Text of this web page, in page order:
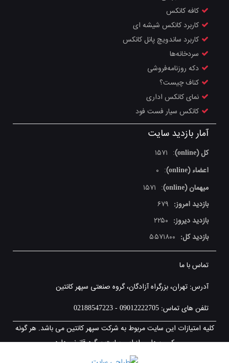
کافه کانکس
کاربرد کانکس شیشه ای
کاربرد ساندویچ پانل کانکس
سردخانه‌ها
دکه‌ روزنامه‌فروشی
کناف چیست؟
نمای کانکس اداری
کانکس سیار فست فود
آمار بازدید سایت
کل (online) :
۱۵۷۱
اعضاء (online)
:
۰
میهمان (online)
:
۱۵۷۱
بازدید امروز: ۶۷۹
بازدید دیروز: ۲۲۵۰
بازدید کل: ۵۵۷۱۸۰۰
تماس با ما
آدرس: تهران، بزرگراه آزادگان، گروه صنعتی سپهر کانتین
تلفن های تماس: 09012222705 - 02188547223
کلیه امتیازات این سایت مربوط به شرکت سپهر کانتین می باشد. هر گونه
کپی برداری از این سایت پیگرد قانونی دارد